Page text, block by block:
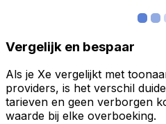
Vergelijk en bespaar
Als je Xe vergelijkt met
providers, is het verschil
tarieven en geen verborgen
waarde bij elke overboeking.